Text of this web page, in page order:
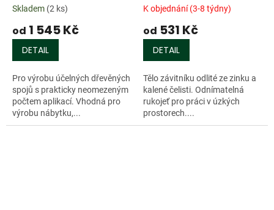
Skladem (2 ks)
od 1 545 Kč
DETAIL
Pro výrobu účelných dřevěných
spojů s prakticky neomezeným
počtem aplikací. Vhodná pro
výrobu nábytku,...
K objednání (3-8 týdny)
od 531 Kč
DETAIL
Tělo závitníku odlité ze zinku a
kalené čelisti. Odnímatelná
rukojeť pro práci v úzkých
prostorech....